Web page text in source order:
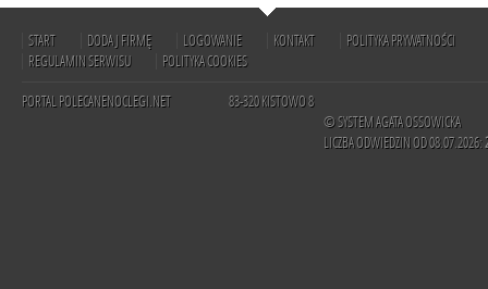
START DODAJ FIRMĘ LOGOWANIE KONTAKT
POLITYKA PRYWATNOŚCI
REGULAMIN SERWISU
POLITYKA COOKIES
PORTAL POLECANENOCLEGI.NET
83-320 KISTOWO 8
© SYSTEM AGATA OSSOWICKA
LICZBA ODWIEDZIN OD 08.07.2026: